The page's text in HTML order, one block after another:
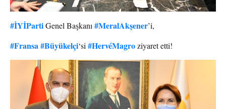
#İYİPartiGenel Başkanı #MeralAkşener’i,
#Fransa#Büyükelçi‘si #HervéMagroziyaret etti!